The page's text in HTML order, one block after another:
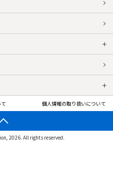
個人情報の取り扱いについて
2026. All rights reserved.